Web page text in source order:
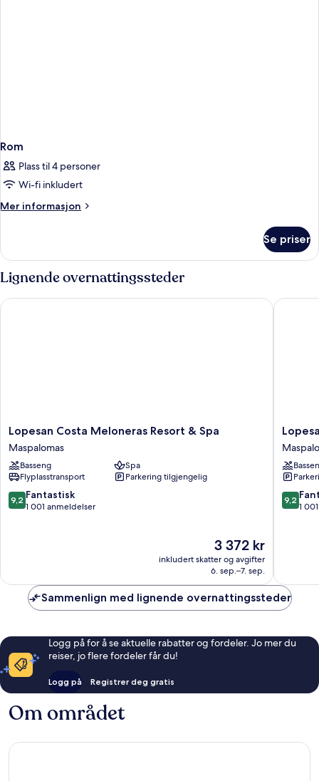
Rom
Plass til 4 personer
Wi-fi inkludert
Mer informasjon
Mer
Se priser
Lignende overnattingssteder
Lopesan
Costa
Meloneras
Resort
&
Spa
Maspalomas
Lopesan Costa Meloneras Resort & Spa
Maspalomas
Basseng
Spa
Flyplasstransport
Parkering tilgjengelig
9.2
av
9,2 Fantastisk
1 001 anmeldelser
Prisen
er
3 372 kr
3 372 kr
inkludert skatter og avgifter
6. sep.–7. sep.
Lopesan Costa Meloneras Resort & Spa
Lopesan
Villa
del
Conde
Resort
&
Thalasso
9.2
av
9,2
1
Sammenlign med lignende overnattingssteder
Logg på for å se aktuelle rabatter og fordeler. Jo mer du
reiser, jo flere fordeler får du!
Logg på Registrer deg gratis
Om området